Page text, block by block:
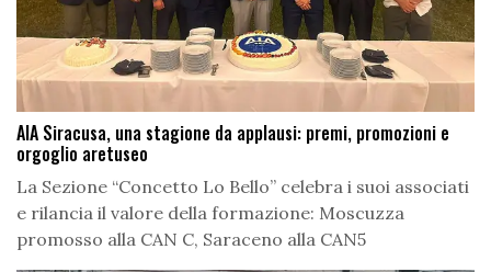
AIA Siracusa, una stagione da applausi: premi, promozioni e
orgoglio aretuseo
La Sezione “Concetto Lo Bello” celebra i suoi associati
e rilancia il valore della formazione: Moscuzza
promosso alla CAN C, Saraceno alla CAN5